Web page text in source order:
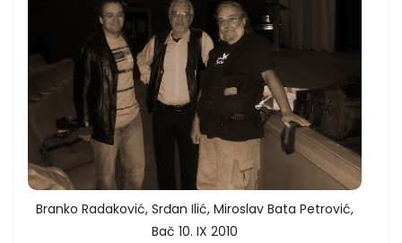
Branko Radaković, Srđan Ilić, Miroslav Bata Petrović,
Bač 10. IX 2010